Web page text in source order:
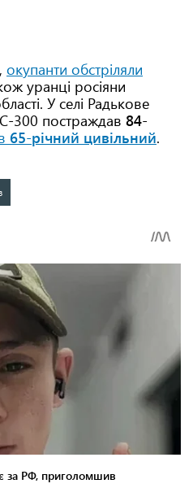
окупанти обстріляли
уранці росіяни
У селі Радькове
С-300 постраждав 84-
65-річний цивільний.